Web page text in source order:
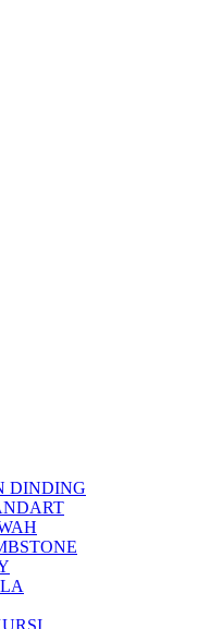
DINDING